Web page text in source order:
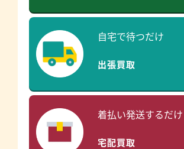
自宅で待つだけ
出張買取
着払い発送するだけ
宅配買取